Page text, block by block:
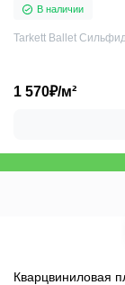
В наличии
Tarkett Ballet
1 570₽/м²
Кварцвиниловая